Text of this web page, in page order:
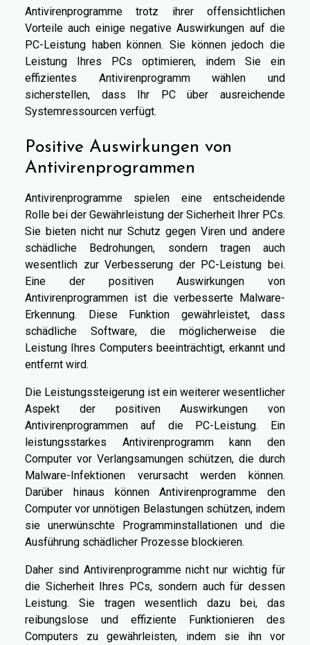
Antivirenprogramme trotz ihrer offensichtlichen
Vorteile auch einige negative Auswirkungen auf die
PC-Leistung haben können. Sie können jedoch die
Leistung Ihres PCs optimieren, indem Sie ein
effizientes Antivirenprogramm wählen und
sicherstellen, dass Ihr PC über ausreichende
Systemressourcen verfügt.
Positive Auswirkungen von
Antivirenprogrammen
Antivirenprogramme spielen eine entscheidende
Rolle bei der Gewährleistung der Sicherheit Ihrer PCs.
Sie bieten nicht nur Schutz gegen Viren und andere
schädliche Bedrohungen, sondern tragen auch
wesentlich zur Verbesserung der PC-Leistung bei.
Eine der positiven Auswirkungen von
Antivirenprogrammen ist die verbesserte Malware-
Erkennung. Diese Funktion gewährleistet, dass
schädliche Software, die möglicherweise die
Leistung Ihres Computers beeinträchtigt, erkannt und
entfernt wird.
Die Leistungssteigerung ist ein weiterer wesentlicher
Aspekt der positiven Auswirkungen von
Antivirenprogrammen auf die PC-Leistung. Ein
leistungsstarkes Antivirenprogramm kann den
Computer vor Verlangsamungen schützen, die durch
Malware-Infektionen verursacht werden können.
Darüber hinaus können Antivirenprogramme den
Computer vor unnötigen Belastungen schützen, indem
sie unerwünschte Programminstallationen und die
Ausführung schädlicher Prozesse blockieren.
Daher sind Antivirenprogramme nicht nur wichtig für
die Sicherheit Ihres PCs, sondern auch für dessen
Leistung. Sie tragen wesentlich dazu bei, das
reibungslose und effiziente Funktionieren des
Computers zu gewährleisten, indem sie ihn vor